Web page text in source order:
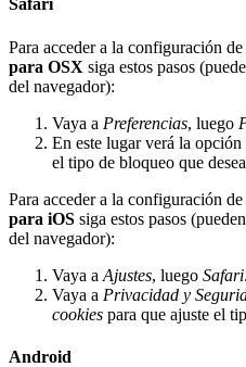
Safari
Para acceder a la configuración de
para OSX siga estos pasos
del navegador):
Vaya a Preferencias, luego
En este lugar verá la opción
el tipo de bloqueo que
Para acceder a la configuración de
para iOS siga estos pasos
del navegador):
Vaya a Ajustes, luego Safari.
Vaya a Privacidad y
cookies para que ajuste el
Android